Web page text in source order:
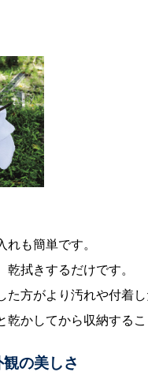
も簡単です。
拭きするだけです。
方がより汚れや付着
乾かしてから収納する
の美しさ